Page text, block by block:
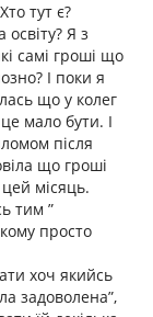
тут є?
Я з
самі гроші що
І поки я
що у колег
мало бути. І
після
що гроші
місяць.
тим ”
просто
хоч якийсь
задоволена”,